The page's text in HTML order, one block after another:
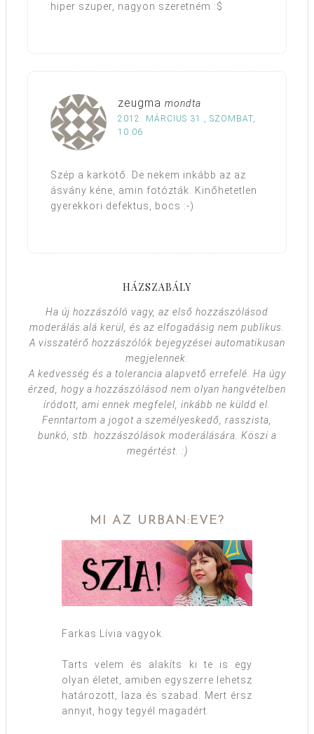
hiper szuper, nagyon szeretném :$
zeugma mondta
2012. MÁRCIUS 31., SZOMBAT,
10:06
Szép a karkötő. De nekem inkább az az
ásvány kéne, amin fotózták. Kinőhetetlen
gyerekkori defektus, bocs :-)
HÁZSZABÁLY
Ha új hozzászóló vagy, az első hozzászólásod
moderálás alá kerül, és az elfogadásig nem publikus.
A visszatérő hozzászólók bejegyzései automatikusan
megjelennek.
A kedvesség és a tolerancia alapvető errefelé. Ha úgy
érzed, hogy a hozzászólásod nem olyan hangvételben
íródott, ami ennek megfelel, inkább ne küldd el.
Fenntartom a jogot a személyeskedő, rasszista,
bunkó, stb. hozzászólások moderálására. Köszi a
megértést. :)
MI AZ URBAN:EVE?
Farkas Lívia vagyok.
Tarts velem és alakíts ki te is egy
olyan életet, amiben egyszerre lehetsz
határozott, laza és szabad. Mert érsz
annyit, hogy tegyél magadért.